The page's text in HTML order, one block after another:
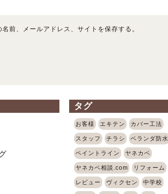
前、メールアドレス、サイトを保存する。
タグ
お客様 エキテン カバー工法
スタッフ チラシ ベランダ防水
ペイントライン ヤネカベ
ヤネカベ相談.com リフォーム
レビュー ヴィクセン 中学校